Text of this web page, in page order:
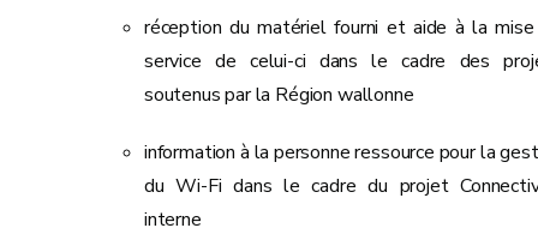
réception du matériel fourni et aide à la
service de celui-ci dans le cadre des
soutenus par la Région wallonne
information à la personne ressource pour la
du Wi-Fi dans le cadre du projet
interne